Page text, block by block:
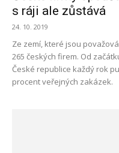
s ráji ale zůstává
24. 10. 2019
Ze zemí, které jsou
265 českých firem. Od
České republice každý rok
procent veřejných zakázek.